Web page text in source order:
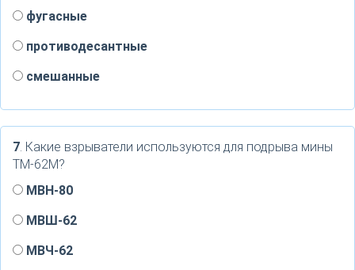
фугасные
противодесантные
смешанные
7. Какие взрыватели используются для подрыва мины
ТМ-62М?
МВН-80
МВШ-62
МВЧ-62